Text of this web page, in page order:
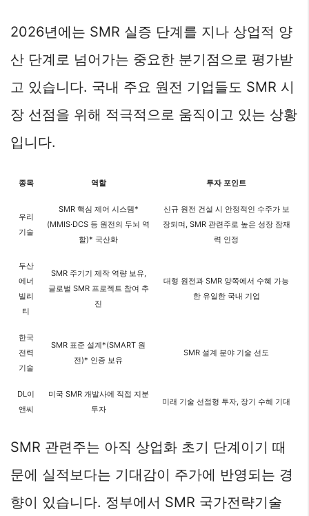
2026년에는 SMR 실증 단계를 지나 상업적 양
산 단계로 넘어가는 중요한 분기점으로 평가받
고 있습니다. 국내 주요 원전 기업들도 SMR 시
장 선점을 위해 적극적으로 움직이고 있는 상황
입니다.
종목 역할 투자 포인트
우리
기술
SMR 핵심 제어 시스템*
(MMIS·DCS 등 원전의 두뇌 역
할)* 국산화
신규 원전 건설 시 안정적인 수주가 보
장되며, SMR 관련주로 높은 성장 잠재
력 인정
두산
에너
빌리
티
SMR 주기기 제작 역량 보유,
글로벌 SMR 프로젝트 참여 추
진
대형 원전과 SMR 양쪽에서 수혜 가능
한 유일한 국내 기업
한국
전력
기술
SMR 표준 설계*(SMART 원
전)* 인증 보유
SMR 설계 분야 기술 선도
DL이
앤씨
미국 SMR 개발사에 직접 지분
투자
미래 기술 선점형 투자, 장기 수혜 기대
SMR 관련주는 아직 상업화 초기 단계이기 때
문에 실적보다는 기대감이 주가에 반영되는 경
향이 있습니다. 정부에서 SMR 국가전략기술